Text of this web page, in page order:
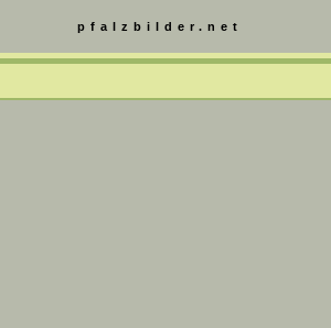
pfalzbilder.net